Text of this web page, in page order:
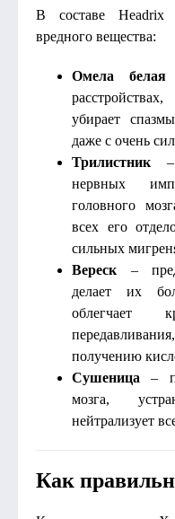
В составе
вредного вещества:
Омела белая
убирает
даже с очень
Трилистник –
нервных
головного
всех его
сильных
Вереск –
делает их
облегчает
получению
Сушеница –
мозга,
нейтрализует
Как